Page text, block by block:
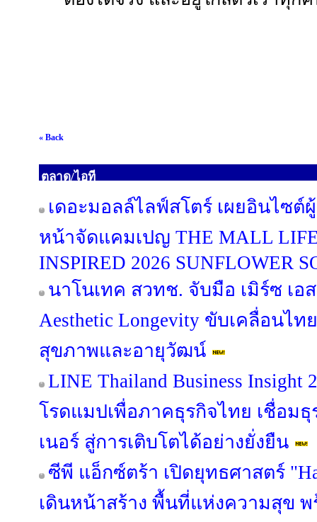
« Back
ตลาด/ไอที
เดอะมอลล์ไลฟ์สโตร์ เผยอินไซต์
หน้าจัดแคมเปญ THE MALL
INSPIRED 2026 SUNFLOWER
นาโนเทค สวทช. จับมือ เมิร์ซ เอ
Aesthetic Longevity ขับเคลื่อนไ
สุขภาพและอายุวัฒน์
LINE Thailand Business Insight
โรดแมปเพื่อภาคธุรกิจไทย เชื่อม
เนอร์ สู่การเติบโตได้อย่างยั่งยืน
ซีพี แอ็กซ์ตร้า เปิดยุทธศาสตร์
เดินหน้าสร้าง พื้นที่แห่งความสุข